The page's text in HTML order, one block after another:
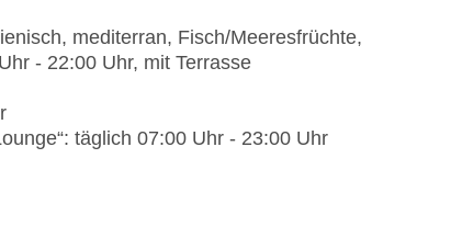
mediterran, Fisch/Meeresfrüchte,
- 22:00 Uhr, mit Terrasse
täglich 07:00 Uhr - 23:00 Uhr